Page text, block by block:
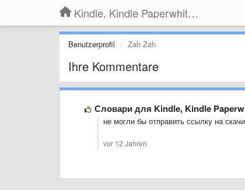
Kindle, Kindle Paperwhite, Kindle Voyage
Benutzerprofil Zah Zah
Ihre Kommentare
Словари для Kindle, Kindle
не могли бы отправить ссылку на
vor 12 Jahren